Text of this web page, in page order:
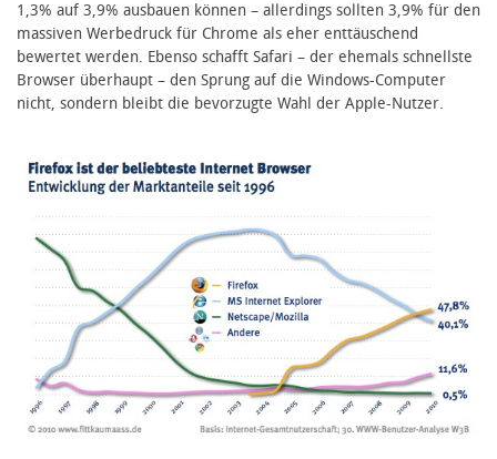
1,3% auf 3,9% ausbauen können – allerdings sollten 3,9% für den
massiven Werbedruck für Chrome als eher enttäuschend
bewertet werden. Ebenso schafft Safari – der ehemals schnellste
Browser überhaupt – den Sprung auf die Windows-Computer
nicht, sondern bleibt die bevorzugte Wahl der Apple-Nutzer.